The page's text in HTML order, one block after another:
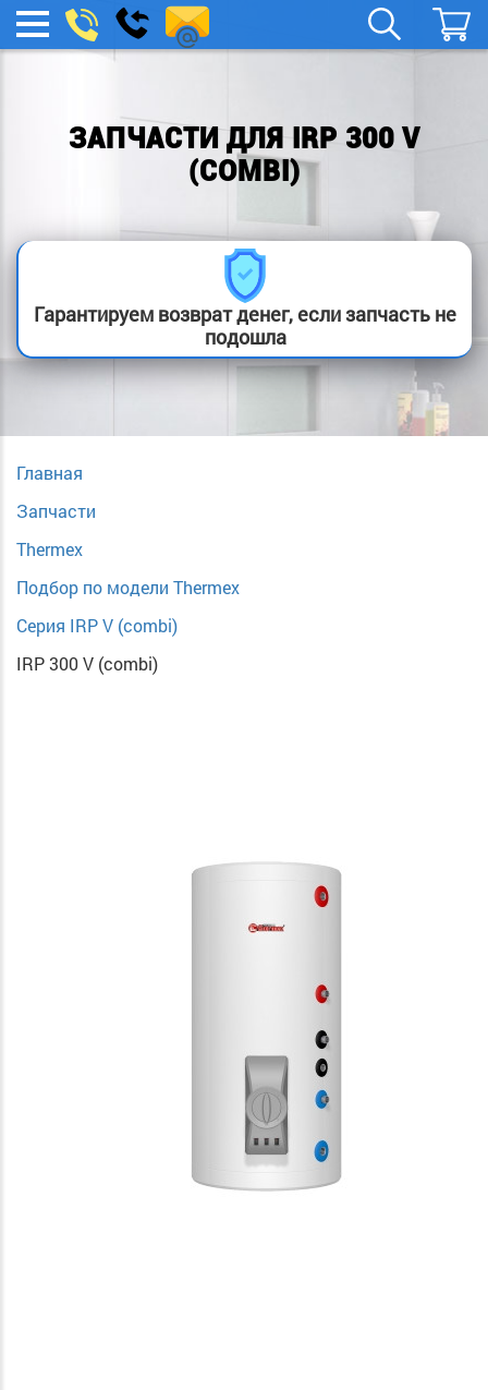
МЕНЮ
boylera@yandex.ru
Заказать
звонок
ЗАПЧАСТИ ДЛЯ IRP 300 V
(COMBI)
Гарантируем возврат денег, если запчасть не
подошла
Главная
Запчасти
Thermex
Подбор по модели Thermex
Серия IRP V (combi)
IRP 300 V (combi)